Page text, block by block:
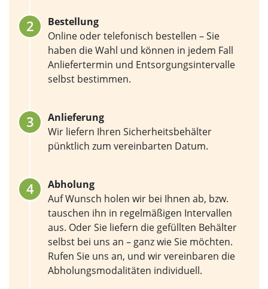
Bestellung
Online oder telefonisch bestellen – Sie
haben die Wahl und können in jedem Fall
Anliefertermin und Entsorgungsintervalle
selbst bestimmen.
Anlieferung
Wir liefern Ihren Sicherheitsbehälter
pünktlich zum vereinbarten Datum.
Abholung
Auf Wunsch holen wir bei Ihnen ab, bzw.
tauschen ihn in regelmäßigen Intervallen
aus. Oder Sie liefern die gefüllten Behälter
selbst bei uns an – ganz wie Sie möchten.
Rufen Sie uns an, und wir vereinbaren die
Abholungsmodalitäten individuell.